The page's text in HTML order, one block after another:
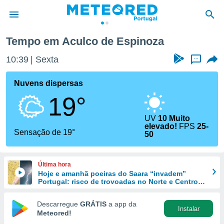
da
foi
fornecidas
a este
das
e
forma
digital
Tempo em Aculco de Espinoza
10:39 Sexta ...
Nuvens dispersas
19°
Sensação de 19°
UV 10 Muito
elevado! FPS25-
50
Última hora
Hoje e amanhã poeiras do Saara “invadem”
Portugal: risco de trovoadas no Norte e Centro
Descarregue GRÁTIS a app da
Meteored!
Instalar